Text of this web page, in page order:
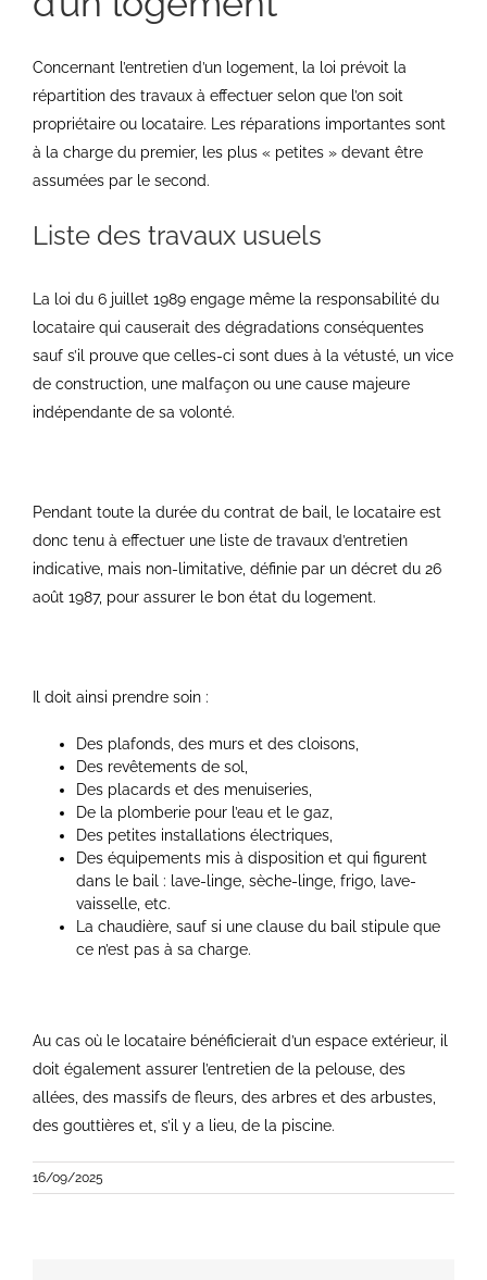
Concernant l’entretien d’un logement, la loi prévoit la
répartition des travaux à effectuer selon que l’on soit
propriétaire ou locataire. Les réparations importantes sont
à la charge du premier, les plus « petites » devant être
assumées par le second.
Liste des travaux usuels
La loi du 6 juillet 1989 engage même la responsabilité du
locataire qui causerait des dégradations conséquentes
sauf s’il prouve que celles-ci sont dues à la vétusté, un vice
de construction, une malfaçon ou une cause majeure
indépendante de sa volonté.
Pendant toute la durée du contrat de bail, le locataire est
donc tenu à effectuer une liste de travaux d’entretien
indicative, mais non-limitative, définie par un décret du 26
août 1987, pour assurer le bon état du logement.
Il doit ainsi prendre soin :
Des plafonds, des murs et des cloisons,
Des revêtements de sol,
Des placards et des menuiseries,
De la plomberie pour l’eau et le gaz,
Des petites installations électriques,
Des équipements mis à disposition et qui figurent
dans le bail : lave-linge, sèche-linge, frigo, lave-
vaisselle, etc.
La chaudière, sauf si une clause du bail stipule que
ce n’est pas à sa charge.
Au cas où le locataire bénéficierait d’un espace extérieur, il
doit également assurer l’entretien de la pelouse, des
allées, des massifs de fleurs, des arbres et des arbustes,
des gouttières et, s’il y a lieu, de la piscine.
16/09/2025